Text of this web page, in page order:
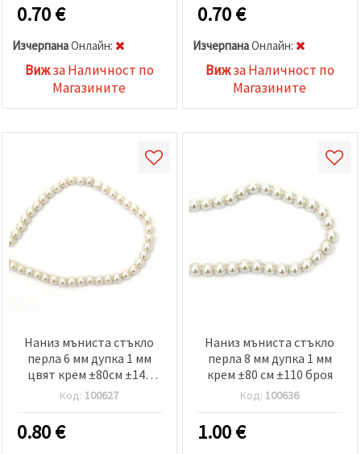
0.70€
ИзчерпанаOнлайн:
Вижза Наличност по
Магазините
0.70€
ИзчерпанаOнлайн:
Вижза Наличност по
Магазините
Наниз мъниста стъкло
перла 6 мм дупка 1 мм
цвят крем ±80см ±140
броя
Код: 100627
0.80€
Наниз мъниста стъкло
перла 8 мм дупка 1 мм
крем ±80 см ±110 броя
Код: 100636
1.00€